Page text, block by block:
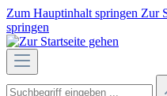
Zum Hauptinhalt springen Zur
springen